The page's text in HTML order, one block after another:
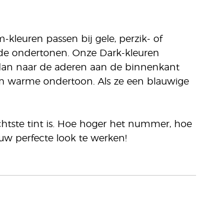
kleuren passen bij gele, perzik- of
ondertonen. Onze Dark-kleuren
naar de aderen aan de binnenkant
warme ondertoon. Als ze een blauwige
tint is. Hoe hoger het nummer, hoe
perfecte look te werken!